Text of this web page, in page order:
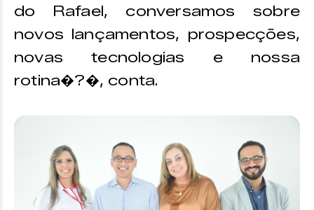
do Rafael, conversamos sobre
novos lançamentos, prospecções,
novas tecnologias e nossa
rotina�?�, conta.